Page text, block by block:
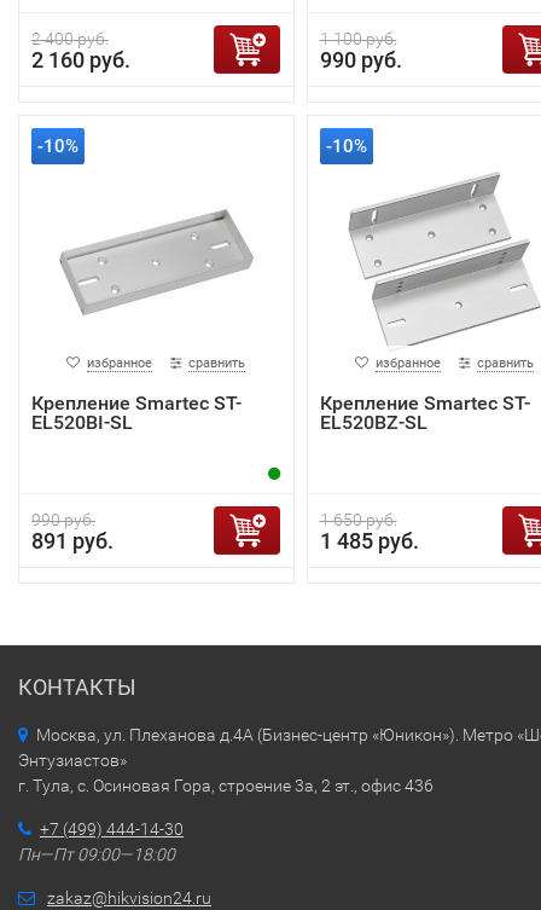
2 400 руб.
2 160 руб.
1 100 руб.
990 руб.
-10%
избранное сравнить
Крепление Smartec ST-
EL520BI-SL
990 руб.
891 руб.
-10%
избранное сравнить
Крепление Smartec ST-
EL520BZ-SL
1 650 руб.
1 485 руб.
КОНТАКТЫ
Москва, ул. Плеханова д.4А (Бизнес-центр «Юникон»). Метро
Энтузиастов»
г. Тула, с. Осиновая Гора, строение 3а, 2 эт., офис 436
+7 (499) 444-14-30
Пн—Пт 09:00—18:00
zakaz@hikvision24.ru